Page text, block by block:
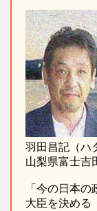
羽田昌記（ハ
山梨県富士吉
「今の日本
大臣を決める